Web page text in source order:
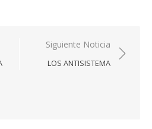
Siguiente Noticia
LOS ANTISISTEMA